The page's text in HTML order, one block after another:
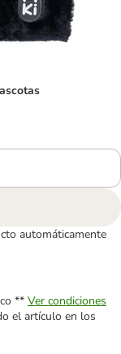
automáticamente
** Ver condiciones
el artículo en los